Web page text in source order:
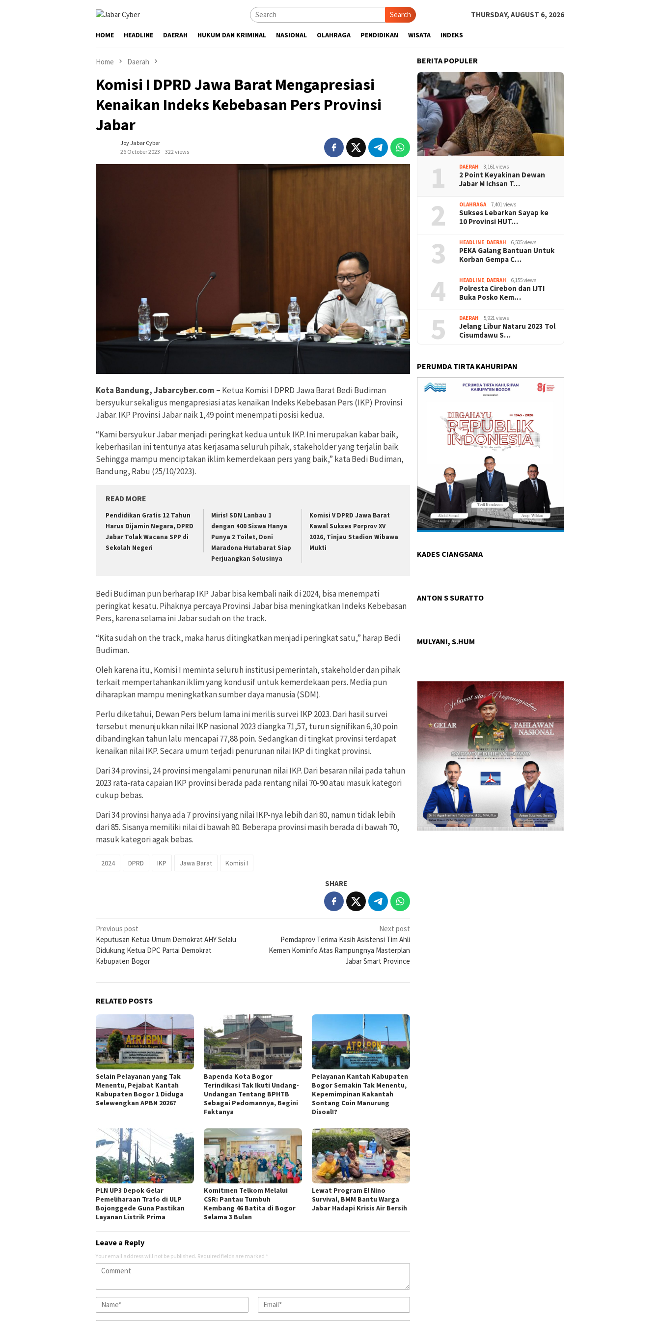
Search THURSDAY, AUGUST 6, 2026
HOME HEADLINE DAERAH HUKUM DAN KRIMINAL NASIONAL OLAHRAGA PENDIDIKAN WISATA INDEKS
Home Daerah
Komisi I DPRD Jawa Barat Mengapresiasi
Kenaikan Indeks Kebebasan Pers Provinsi
Jabar
Joy Jabar Cyber
26 October 2023
322 views
Kota Bandung, Jabarcyber.com – Ketua Komisi I DPRD Jawa Barat Bedi Budiman
bersyukur sekaligus mengapresiasi atas kenaikan Indeks Kebebasan Pers (IKP) Provinsi
Jabar. IKP Provinsi Jabar naik 1,49 point menempati posisi kedua.
“Kami bersyukur Jabar menjadi peringkat kedua untuk IKP. Ini merupakan kabar baik,
keberhasilan ini tentunya atas kerjasama seluruh pihak, stakeholder yang terjalin baik.
Sehingga mampu menciptakan iklim kemerdekaan pers yang baik,” kata Bedi Budiman,
Bandung, Rabu (25/10/2023).
READ MORE
Pendidikan Gratis 12 Tahun
Harus Dijamin Negara, DPRD
Jabar Tolak Wacana SPP di
Sekolah Negeri
Miris! SDN Lanbau 1
dengan 400 Siswa Hanya
Punya 2 Toilet, Doni
Maradona Hutabarat Siap
Perjuangkan Solusinya
Komisi V DPRD Jawa Barat
Kawal Sukses Porprov XV
2026, Tinjau Stadion Wibawa
Mukti
Bedi Budiman pun berharap IKP Jabar bisa kembali naik di 2024, bisa menempati
peringkat kesatu. Pihaknya percaya Provinsi Jabar bisa meningkatkan Indeks Kebebasan
Pers, karena selama ini Jabar sudah on the track.
“Kita sudah on the track, maka harus ditingkatkan menjadi peringkat satu,” harap Bedi
Budiman.
Oleh karena itu, Komisi I meminta seluruh institusi pemerintah, stakeholder dan pihak
terkait mempertahankan iklim yang kondusif untuk kemerdekaan pers. Media pun
diharapkan mampu meningkatkan sumber daya manusia (SDM).
Perlu diketahui, Dewan Pers belum lama ini merilis survei IKP 2023. Dari hasil survei
tersebut menunjukkan nilai IKP nasional 2023 diangka 71,57, turun signifikan 6,30 poin
dibandingkan tahun lalu mencapai 77,88 poin. Sedangkan di tingkat provinsi terdapat
kenaikan nilai IKP. Secara umum terjadi penurunan nilai IKP di tingkat provinsi.
Dari 34 provinsi, 24 provinsi mengalami penurunan nilai IKP. Dari besaran nilai pada tahun
2023 rata-rata capaian IKP provinsi berada pada rentang nilai 70-90 atau masuk kategori
cukup bebas.
Dari 34 provinsi hanya ada 7 provinsi yang nilai IKP-nya lebih dari 80, namun tidak lebih
dari 85. Sisanya memiliki nilai di bawah 80. Beberapa provinsi masih berada di bawah 70,
masuk kategori agak bebas.
2024 DPRD IKP Jawa Barat Komisi I
SHARE
Post
navigation
Previous post
Keputusan Ketua Umum Demokrat AHY Selalu
Didukung Ketua DPC Partai Demokrat
Kabupaten Bogor
Next post
Pemdaprov Terima Kasih Asistensi Tim Ahli
Kemen Kominfo Atas Rampungnya Masterplan
Jabar Smart Province
RELATED POSTS
Selain Pelayanan yang Tak
Menentu, Pejabat Kantah
Kabupaten Bogor 1 Diduga
Selewengkan APBN 2026?
Bapenda Kota Bogor
Terindikasi Tak Ikuti Undang-
Undangan Tentang BPHTB
Sebagai Pedomannya, Begini
Faktanya
Pelayanan Kantah Kabupaten
Bogor Semakin Tak Menentu,
Kepemimpinan Kakantah
Sontang Coin Manurung
Disoal!?
PLN UP3 Depok Gelar
Pemeliharaan Trafo di ULP
Bojonggede Guna Pastikan
Layanan Listrik Prima
Komitmen Telkom Melalui
CSR: Pantau Tumbuh
Kembang 46 Batita di Bogor
Selama 3 Bulan
Lewat Program El Nino
Survival, BMM Bantu Warga
Jabar Hadapi Krisis Air Bersih
Leave a Reply
Your email address will not be published. Required fields are marked *
BERITA POPULER
1 DAERAH 8,161 views
2 Point Keyakinan Dewan
Jabar M Ichsan T…
2 OLAHRAGA 7,401 views
Sukses Lebarkan Sayap ke
10 Provinsi HUT…
3 HEADLINE DAERAH 6,505 views
PEKA Galang Bantuan Untuk
Korban Gempa C…
4 HEADLINE DAERAH 6,155 views
Polresta Cirebon dan IJTI
Buka Posko Kem…
5 DAERAH 5,921 views
Jelang Libur Nataru 2023 Tol
Cisumdawu S…
PERUMDA TIRTA KAHURIPAN
KADES CIANGSANA
ANTON S SURATTO
MULYANI, S.HUM